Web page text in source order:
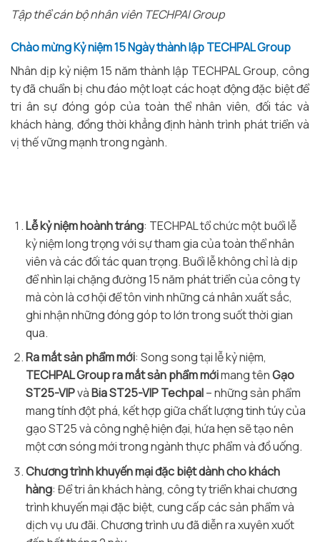
Tập thể cán bộ nhân viên TECHPAl Group
Chào mừng Kỷ niệm 15 Ngày thành lập TECHPAL Group
Nhân dịp kỷ niệm 15 năm thành lập TECHPAL Group, công
ty đã chuẩn bị chu đáo một loạt các hoạt động đặc biệt để
tri ân sự đóng góp của toàn thể nhân viên, đối tác và
khách hàng, đồng thời khẳng định hành trình phát triển và
vị thế vững mạnh trong ngành.
Lễ kỷ niệm hoành tráng: TECHPAL tổ chức một buổi lễ
kỷ niệm long trọng với sự tham gia của toàn thể nhân
viên và các đối tác quan trọng. Buổi lễ không chỉ là dịp
để nhìn lại chặng đường 15 năm phát triển của công ty
mà còn là cơ hội để tôn vinh những cá nhân xuất sắc,
ghi nhận những đóng góp to lớn trong suốt thời gian
qua.
Ra mắt sản phẩm mới: Song song tại lễ kỷ niệm,
TECHPAL Group ra mắt sản phẩm mớimang tênGạo
ST25-VIPvàBia ST25-VIP Techpal– những sản phẩm
mang tính đột phá, kết hợp giữa chất lượng tinh túy của
gạo ST25 và công nghệ hiện đại, hứa hẹn sẽ tạo nên
một cơn sóng mới trong ngành thực phẩm và đồ uống.
Chương trình khuyến mại đặc biệt dành cho khách
hàng: Để tri ân khách hàng, công ty triển khai chương
trình khuyến mại đặc biệt, cung cấp các sản phẩm và
dịch vụ ưu đãi. Chương trình ưu đã diễn ra xuyên xuốt